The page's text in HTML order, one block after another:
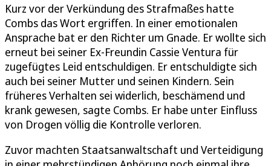
Kurz vor der Verkündung des Strafmaßes hatte
Combs das Wort ergriffen. In einer emotionalen
Ansprache bat er den Richter um Gnade. Er wollte sich
erneut bei seiner Ex-Freundin Cassie Ventura für
zugefügtes Leid entschuldigen. Er entschuldigte sich
auch bei seiner Mutter und seinen Kindern. Sein
früheres Verhalten sei widerlich, beschämend und
krank gewesen, sagte Combs. Er habe unter Einfluss
von Drogen völlig die Kontrolle verloren.
Zuvor machten Staatsanwaltschaft und Verteidigung